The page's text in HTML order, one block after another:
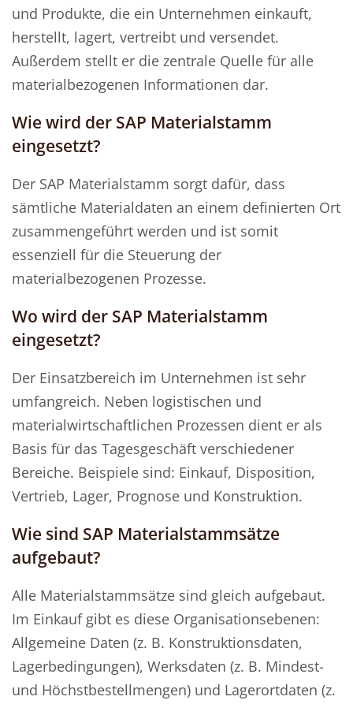
und Produkte, die ein Unternehmen einkauft,
herstellt, lagert, vertreibt und versendet.
Außerdem stellt er die zentrale Quelle für alle
materialbezogenen Informationen dar.
Wie wird der SAP Materialstamm
eingesetzt?
Der SAP Materialstamm sorgt dafür, dass
sämtliche Materialdaten an einem definierten Ort
zusammengeführt werden und ist somit
essenziell für die Steuerung der
materialbezogenen Prozesse.
Wo wird der SAP Materialstamm
eingesetzt?
Der Einsatzbereich im Unternehmen ist sehr
umfangreich. Neben logistischen und
materialwirtschaftlichen Prozessen dient er als
Basis für das Tagesgeschäft verschiedener
Bereiche. Beispiele sind: Einkauf, Disposition,
Vertrieb, Lager, Prognose und Konstruktion.
Wie sind SAP Materialstammsätze
aufgebaut?
Alle Materialstammsätze sind gleich aufgebaut.
Im Einkauf gibt es diese Organisationsebenen:
Allgemeine Daten (z. B. Konstruktionsdaten,
Lagerbedingungen), Werksdaten (z. B. Mindest-
und Höchstbestellmengen) und Lagerortdaten (z.